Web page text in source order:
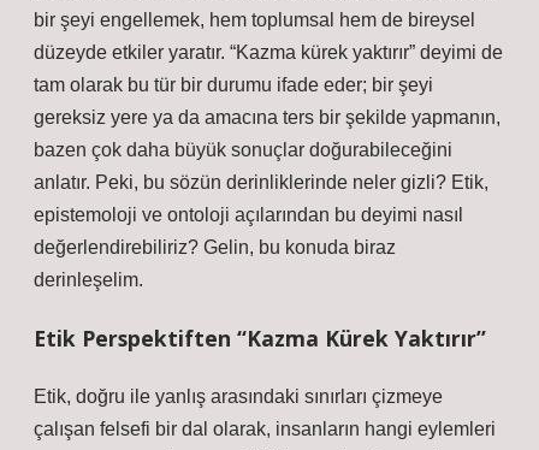
bir şeyi engellemek, hem toplumsal hem de bireysel
düzeyde etkiler yaratır. “Kazma kürek yaktırır” deyimi de
tam olarak bu tür bir durumu ifade eder; bir şeyi
gereksiz yere ya da amacına ters bir şekilde yapmanın,
bazen çok daha büyük sonuçlar doğurabileceğini
anlatır. Peki, bu sözün derinliklerinde neler gizli? Etik,
epistemoloji ve ontoloji açılarından bu deyimi nasıl
değerlendirebiliriz? Gelin, bu konuda biraz
derinleşelim.
Etik Perspektiften “Kazma Kürek Yaktırır”
Etik, doğru ile yanlış arasındaki sınırları çizmeye
çalışan felsefi bir dal olarak, insanların hangi eylemleri